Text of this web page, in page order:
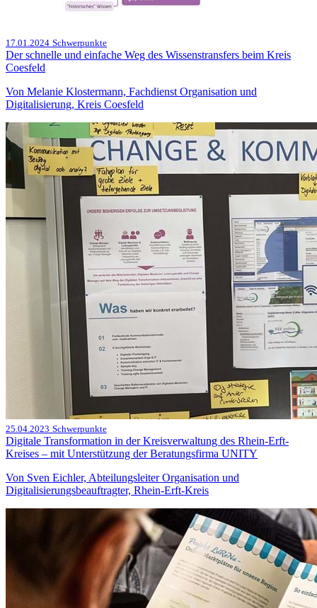
17.01.2024 Schwerpunkte
Der schnelle und einfache Weg des Wissenstransfers beim Kreis
Coesfeld
Von Melanie Klostermann, Fachdienst Organisation und
Digitalisierung, Kreis Coesfeld
25.04.2023 Schwerpunkte
Digitale Transformation in der Kreisverwaltung des Rhein-Erft-
Kreises – mit Unterstützung der Beratungsfirma UNITY
Von Sven Eichler, Abteilungsleiter Organisation und
Digitalisierungsbeauftragter, Rhein-Erft-Kreis